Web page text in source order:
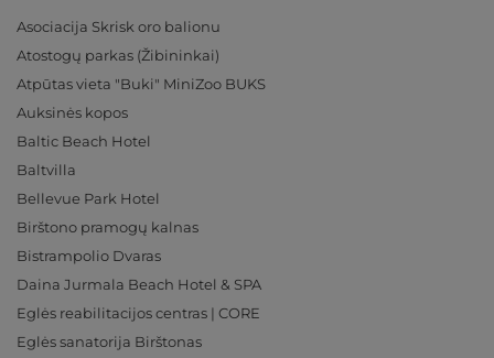
Asociacija Skrisk oro balionu
Atostogų parkas (Žibininkai)
Atpūtas vieta "Buki" MiniZoo BUKS
Auksinės kopos
Baltic Beach Hotel
Baltvilla
Bellevue Park Hotel
Birštono pramogų kalnas
Bistrampolio Dvaras
Daina Jurmala Beach Hotel & SPA
Eglės reabilitacijos centras | CORE
Eglės sanatorija Birštonas